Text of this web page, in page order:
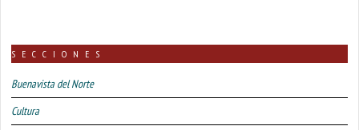
SECCIONES
Buenavista del Norte
Cultura